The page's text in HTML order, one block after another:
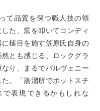
て品質を保つ職人技の領
た、窯を叩いてコンディ
槌目を施す笠原氏自身の
とも感じる、ロックグラ
り、まるでバルヴェニー
。「蒸溜所でポットスチ
表現できるかもしれな